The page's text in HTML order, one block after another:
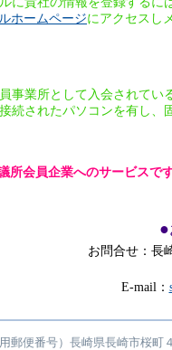
ホームページにアクセスし
事業所として入会されてい
されたパソコンを有し、
所会員企業へのサービスで
お問合せ：長
E-mail：
郵便番号）長崎県長崎市桜町